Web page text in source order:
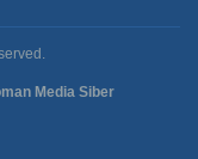
Media Siber